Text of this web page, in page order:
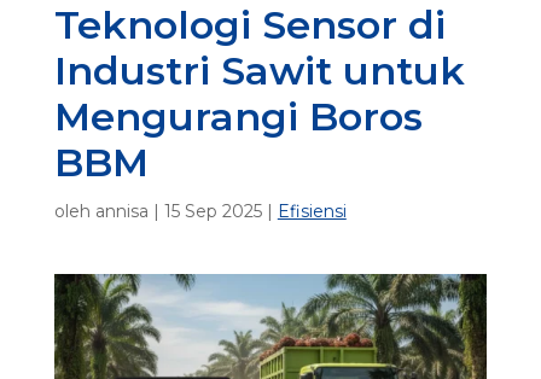
Teknologi Sensor di
Industri Sawit untuk
Mengurangi Boros
BBM
oleh annisa | 15 Sep 2025| Efisiensi